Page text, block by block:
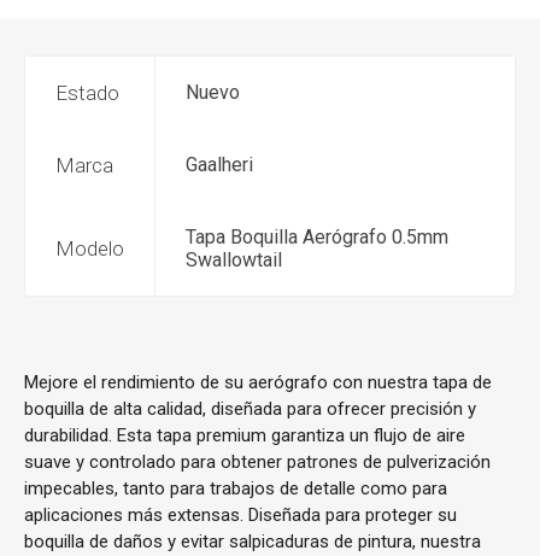
Estado Nuevo
Marca Gaalheri
Modelo
Tapa Boquilla Aerógrafo 0.5mm
Swallowtail
Mejore el rendimiento de su aerógrafo con nuestra tapa de
boquilla de alta calidad, diseñada para ofrecer precisión y
durabilidad. Esta tapa premium garantiza un flujo de aire
suave y controlado para obtener patrones de pulverización
impecables, tanto para trabajos de detalle como para
aplicaciones más extensas. Diseñada para proteger su
boquilla de daños y evitar salpicaduras de pintura, nuestra